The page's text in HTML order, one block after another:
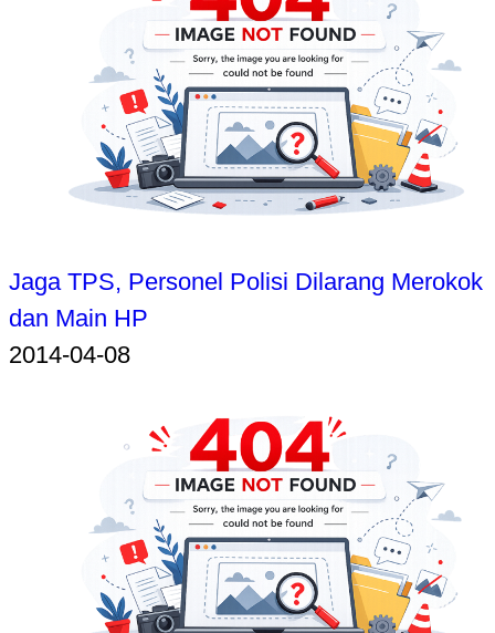
Jaga TPS, Personel Polisi Dilarang Merokok
dan Main HP
2014-04-08